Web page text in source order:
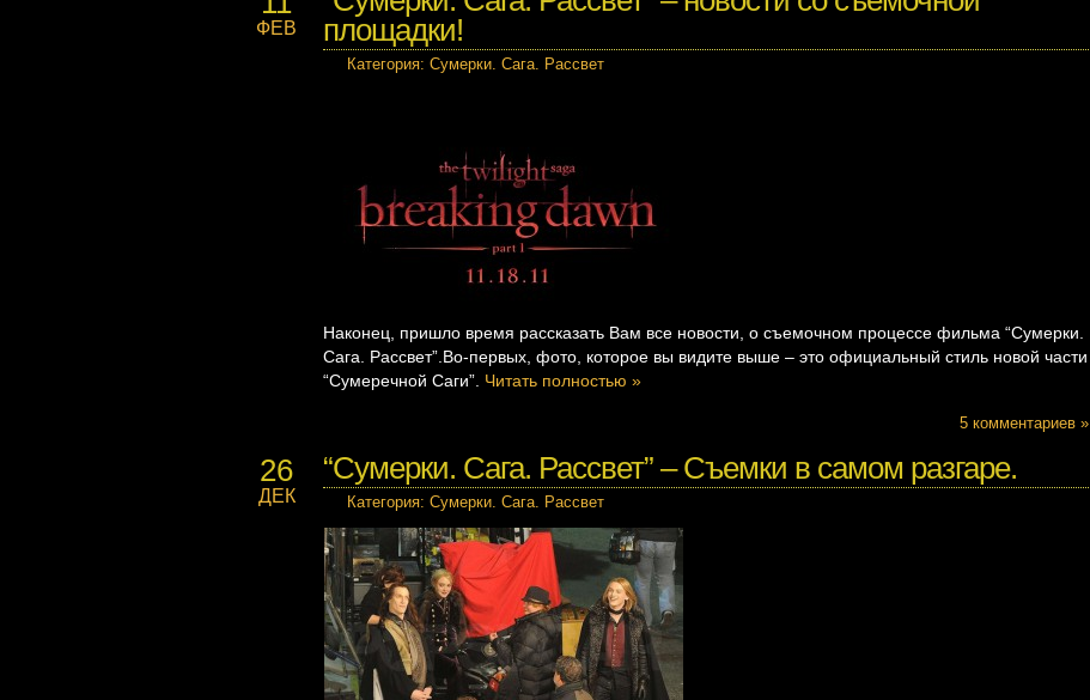
ФЕВ
площадки!
Категория: Сумерки. Сага. Рассвет
Наконец, пришло время рассказать Вам все новости, о съемочном процессе фильма “Сумерки.
Сага. Рассвет”.Во-первых, фото, которое вы видите выше – это официальный стиль новой части
“Сумеречной Саги”. Читать полностью »
5 комментариев »
26
ДЕК
“Сумерки. Сага. Рассвет” – Съемки в самом разгаре.
Категория: Сумерки. Сага. Рассвет